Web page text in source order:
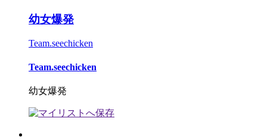
幼女爆発
Team.seechicken
Team.seechicken
幼女爆発